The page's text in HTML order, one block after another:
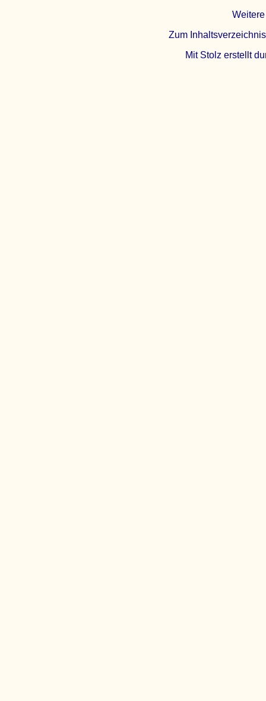
Zum
Mit Stolz erstellt